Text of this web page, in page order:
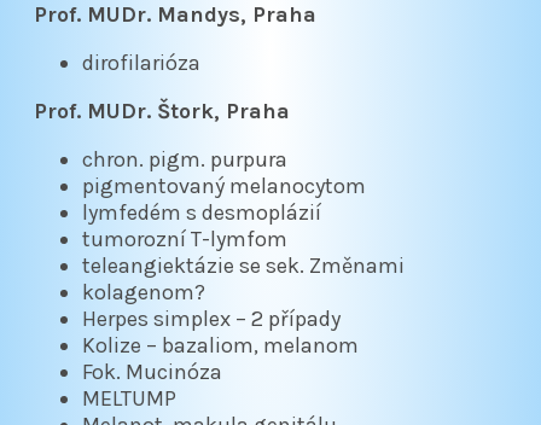
Prof. MUDr. Mandys, Praha
dirofilarióza
Prof. MUDr. Štork, Praha
chron. pigm. purpura
pigmentovaný melanocytom
lymfedém s desmoplázií
tumorozní T-lymfom
teleangiektázie se sek. Změnami
kolagenom?
Herpes simplex – 2 případy
Kolize – bazaliom, melanom
Fok. Mucinóza
MELTUMP